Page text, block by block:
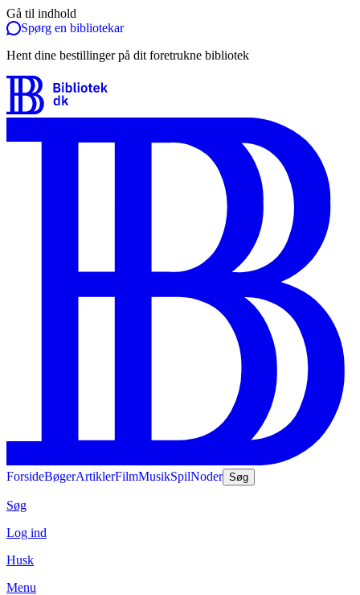
Gå til indhold
Spørg en bibliotekar
Hent dine bestillinger på dit foretrukne bibliotek
ForsideBøgerArtiklerFilmMusikSpilNoder Søg
Søg
Log ind
Husk
Menu